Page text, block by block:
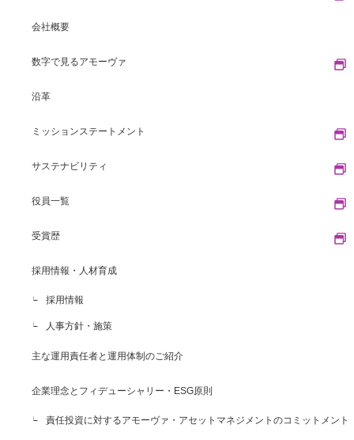
会社概要
数字で見るアモーヴァ
沿革
ミッションステートメント
サステナビリティ
役員一覧
受賞歴
採用情報・人材育成
採用情報
人事方針・施策
主な運用責任者と運用体制のご紹介
企業理念とフィデューシャリー・ESG原則
責任投資に対するアモーヴァ・アセットマネジメントのコミットメント